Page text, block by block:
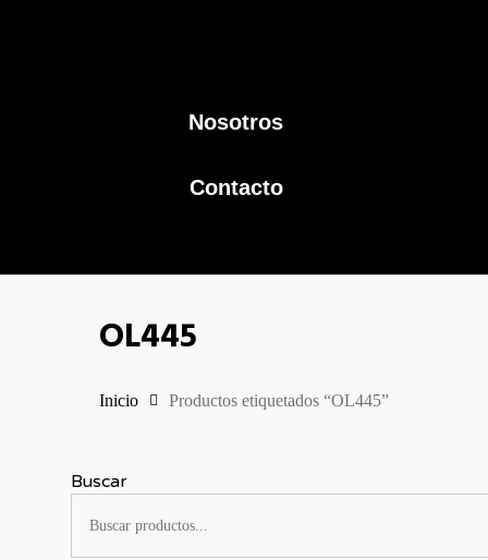
Nosotros
Contacto
OL445
Inicio Productos etiquetados “OL445”
Buscar